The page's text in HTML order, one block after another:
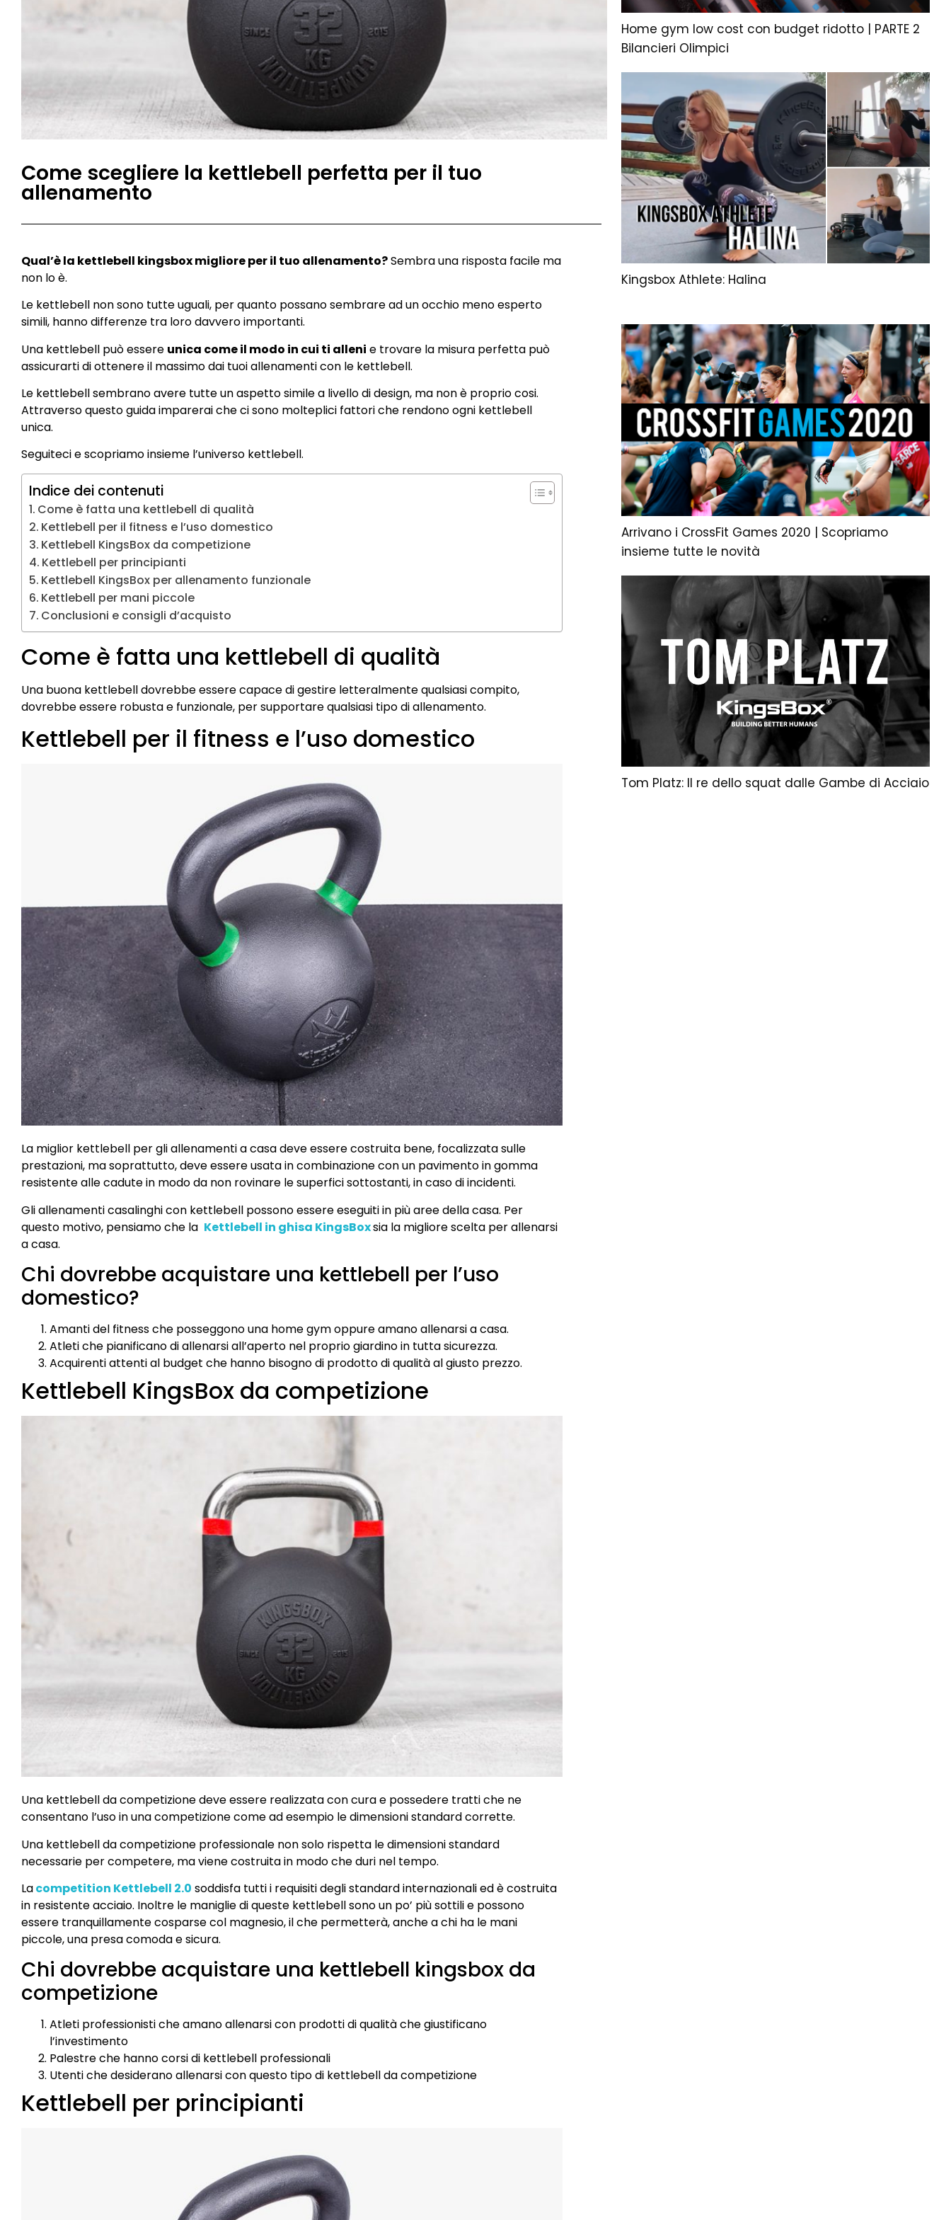
Come scegliere la kettlebell perfetta per il tuo
allenamento
Qual’è la kettlebell kingsbox migliore per il tuo allenamento?Sembra una risposta facile ma
non lo è.
Le kettlebell non sono tutte uguali, per quanto possano sembrare ad un occhio meno esperto
simili, hanno differenze tra loro davvero importanti.
Una kettlebell può essere unica come il modo in cui ti alleni e trovare la misura perfetta può
assicurarti di ottenere il massimo dai tuoi allenamenti con le kettlebell.
Le kettlebell sembrano avere tutte un aspetto simile a livello di design, ma non è proprio cosi.
Attraverso questo guida imparerai che ci sono molteplici fattori che rendono ogni kettlebell
unica.
Seguiteci e scopriamo insieme l’universo kettlebell.
Indice dei contenuti
Come è fatta una kettlebell di qualità
Kettlebell per il fitness e l’uso domestico
Kettlebell KingsBox da competizione
Kettlebell per principianti
Kettlebell KingsBox per allenamento funzionale
Kettlebell per mani piccole
Conclusioni e consigli d’acquisto
Come è fatta una kettlebell di qualità
Una buona kettlebell dovrebbe essere capace di gestire letteralmente qualsiasi compito,
dovrebbe essere robusta e funzionale, per supportare qualsiasi tipo di allenamento.
Kettlebell per il fitness e l’uso domestico
La miglior kettlebell per gli allenamenti a casa deve essere costruita bene, focalizzata sulle
prestazioni, ma soprattutto, deve essere usata in combinazione con un pavimento in gomma
resistente alle cadute in modo da non rovinare le superfici sottostanti, in caso di incidenti.
Gli allenamenti casalinghi con kettlebell possono essere eseguiti in più aree della casa. Per
questo motivo, pensiamo che la Kettlebell in ghisa KingsBoxsia la migliore scelta per allenarsi
a casa.
Chi dovrebbe acquistare una kettlebell per l’uso
domestico?
Amanti del fitness che posseggono una home gym oppure amano allenarsi a casa.
Atleti che pianificano di allenarsi all’aperto nel proprio giardino in tutta sicurezza.
Acquirenti attenti al budget che hanno bisogno di prodotto di qualità al giusto prezzo.
Kettlebell KingsBox da competizione
Una kettlebell da competizione deve essere realizzata con cura e possedere tratti che ne
consentano l’uso in una competizione come ad esempio le dimensioni standard corrette.
Una kettlebell da competizione professionale non solo rispetta le dimensioni standard
necessarie per competere, ma viene costruita in modo che duri nel tempo.
Lacompetition Kettlebell 2.0 soddisfa tutti i requisiti degli standard internazionali ed è costruita
in resistente acciaio. Inoltre le maniglie di queste kettlebell sono un po’ più sottili e possono
essere tranquillamente cosparse col magnesio, il che permetterà, anche a chi ha le mani
piccole, una presa comoda e sicura.
Chi dovrebbe acquistare una kettlebell kingsbox da
competizione
Atleti professionisti che amano allenarsi con prodotti di qualità che giustificano
l’investimento
Palestre che hanno corsi di kettlebell professionali
Utenti che desiderano allenarsi con questo tipo di kettlebell da competizione
Kettlebell per principianti
Home gym low cost con budget ridotto | PARTE 2
Bilancieri Olimpici
Kingsbox Athlete: Halina
Arrivano i CrossFit Games 2020 | Scopriamo
insieme tutte le novità
Tom Platz: Il re dello squat dalle Gambe di Acciaio